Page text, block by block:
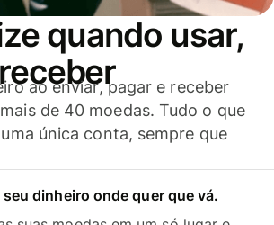
quando usar,
ao enviar, pagar e receber
de 40 moedas. Tudo o que
única conta, sempre que
seu dinheiro onde quer que vá.